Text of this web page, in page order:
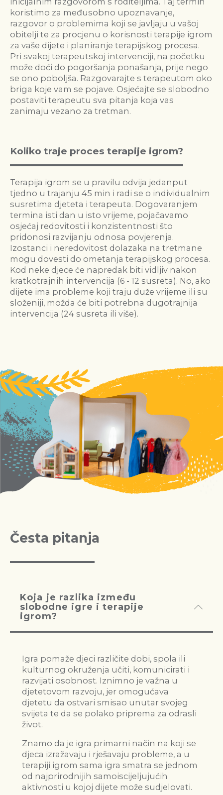
koristimo za međusobno upoznavanje,
razgovor o problemima koji se javljaju u vašoj
obitelji te za procjenu o korisnosti terapije igrom
za vaše dijete i planiranje terapijskog procesa.
Pri svakoj terapeutskoj intervenciji, na početku
može doći do pogoršanja ponašanja, prije nego
se ono poboljša. Razgovarajte s terapeutom oko
briga koje vam se pojave. Osjećajte se slobodno
postaviti terapeutu sva pitanja koja vas
zanimaju vezano za tretman.
Koliko traje proces terapije igrom?
Terapija igrom se u pravilu odvija jedanput
tjedno u trajanju 45 min i radi se o individualnim
susretima djeteta i terapeuta. Dogovaranjem
termina isti dan u isto vrijeme, pojačavamo
osjećaj redovitosti i konzistentnosti što
pridonosi razvijanju odnosa povjerenja.
Izostanci i neredovitost dolazaka na tretmane
mogu dovesti do ometanja terapijskog procesa.
Kod neke djece će napredak biti vidljiv nakon
kratkotrajnih intervencija (6 - 12 susreta). No, ako
dijete ima probleme koji traju duže vrijeme ili su
složeniji, možda će biti potrebna dugotrajnija
intervencija (24 susreta ili više).
Česta pitanja
Koja je razlika između
slobodne igre i terapije
igrom?
Igra pomaže djeci različite dobi, spola ili
kulturnog okruženja učiti, komunicirati i
razvijati osobnost. Iznimno je važna u
djetetovom razvoju, jer omogućava
djetetu da ostvari smisao unutar svojeg
svijeta te da se polako priprema za odrasli
život.
Znamo da je igra primarni način na koji se
djeca izražavaju i rješavaju probleme, a u
terapiji igrom sama igra smatra se jednom
od najprirodnijih samoiscijeljujućih
aktivnosti u kojoj dijete može sudjelovati.